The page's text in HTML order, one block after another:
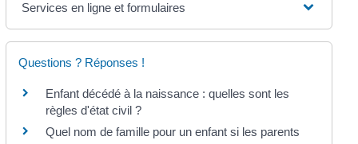
Services en ligne et formulaires
Questions ? Réponses !
Enfant décédé à la naissance : quelles sont les
règles d'état civil ?
Quel nom de famille pour un enfant si les parents